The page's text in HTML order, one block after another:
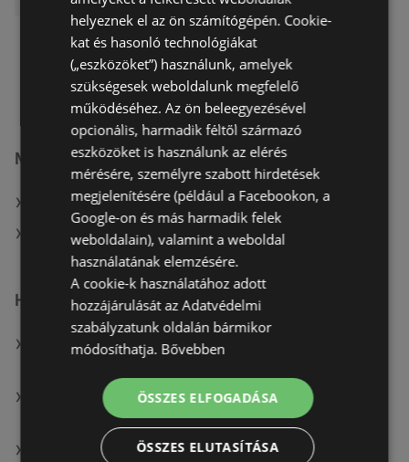
Merkury Market
Weboldal: www.merkurymarket.hu
A(z) Merkury Market aktuális akciós újságjai
Hasonló kiskereskedők itt: Székesfehérvár
Mutassa a(z) Tesco összes ajánlatát itt:
Mutassa a(z) Interspar összes ajánlatát itt:
Székesfehérvár
Mutassa a(z) Privát összes ajánlatát itt:
helyeznek el az ön számítógépén. Cookie-
kat és hasonló technológiákat
(„eszközöket”) használunk, amelyek
szükségesek weboldalunk megfelelő
működéséhez. Az ön beleegyezésével
opcionális, harmadik féltől származó
eszközöket is használunk az elérés
mérésére, személyre szabott hirdetések
megjelenítésére (például a Facebookon, a
Google-on és más harmadik felek
weboldalain), valamint a weboldal
használatának elemzésére.
A cookie-k használatához adott
hozzájárulását az Adatvédelmi
szabályzatunk oldalán bármikor
módosíthatja. Bővebben
ÖSSZES ELFOGADÁSA
ÖSSZES ELUTASÍTÁSA